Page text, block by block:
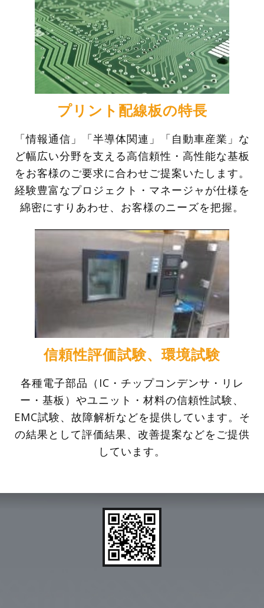
プリント配線板の特長
「情報通信」「半導体関連」「自動車産業」な
ど幅広い分野を支える高信頼性・高性能な基板
をお客様のご要求に合わせご提案いたします。
経験豊富なプロジェクト・マネージャが仕様を
綿密にすりあわせ、お客様のニーズを把握。
信頼性評価試験、環境試験
各種電子部品（IC・チップコンデンサ・リレ
ー・基板）やユニット・材料の信頼性試験、
EMC試験、故障解析などを提供しています。そ
の結果として評価結果、改善提案などをご提供
しています。